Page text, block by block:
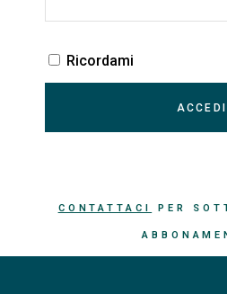
Ricordami
CONTATTACI PER